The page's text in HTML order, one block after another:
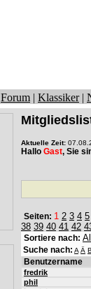
Forum | Klassiker|
Aktuelle Zeit:
Hallo Gast, Sie
Seiten: 1 2 3 4 5
38 39 40 41 42
Sortiere nach:
Suche nach: A Ä B
Benutzername
fredrik
phil